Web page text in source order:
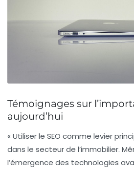
Témoignages sur
aujourd’hui
« Utiliser le SEO comme levier
dans le secteur de l’immobilier.
l’émergence des technologies